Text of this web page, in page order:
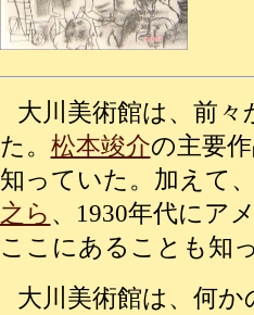
大川美術館は、前
た。 松本竣介の主要
知っていた。加えて
之ら 、1930年代にア
ここにあることも知
大川美術館は、何